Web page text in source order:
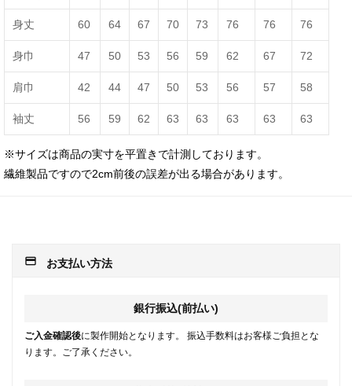
身丈 60 64 67 70 73 76 76 76
身巾 47 50 53 56 59 62 67 72
肩巾 42 44 47 50 53 56 57 58
袖丈 56 59 62 63 63 63 63 63
※サイズは商品の実寸を平置きで計測しております。
繊維製品ですので2cm前後の誤差が出る場合があります。
payment お支払い方法
銀行振込(前払い)
ご入金確認後に製作開始となります。 振込手数料はお客様ご負担とな
ります。ご了承ください。